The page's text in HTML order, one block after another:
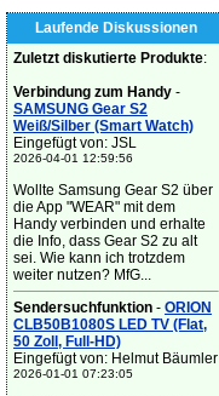
Laufende Diskussionen
Zuletzt diskutierte Produkte:
Verbindung zum Handy -
SAMSUNG Gear S2
Weiß/Silber (Smart Watch)
Eingefügt von: JSL
2026-04-01 12:59:56
Wollte Samsung Gear S2 über
die App "WEAR" mit dem
Handy verbinden und erhalte
die Info, dass Gear S2 zu alt
sei. Wie kann ich trotzdem
weiter nutzen? MfG...
Sendersuchfunktion - ORION
CLB50B1080S LED TV (Flat,
50 Zoll, Full-HD)
Eingefügt von: Helmut Bäumler
2026-01-01 07:23:05